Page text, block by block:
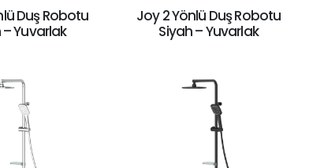
Duş Robotu
Yuvarlak
Joy 2 Yönlü Duş Robotu
Siyah – Yuvarlak